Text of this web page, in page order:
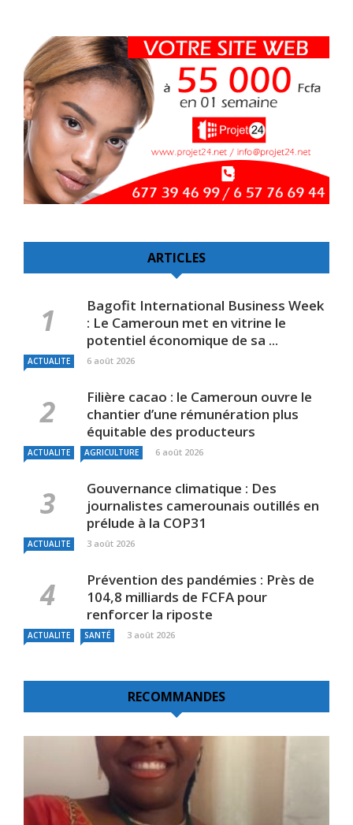
ARTICLES
Bagofit International Business Week
: Le Cameroun met en vitrine le
potentiel économique de sa ...
ACTUALITE 6 août 2026
Filière cacao : le Cameroun ouvre le
chantier d’une rémunération plus
équitable des producteurs
ACTUALITE AGRICULTURE 6 août 2026
Gouvernance climatique : Des
journalistes camerounais outillés en
prélude à la COP31
ACTUALITE 3 août 2026
Prévention des pandémies : Près de
104,8 milliards de FCFA pour
renforcer la riposte
ACTUALITE SANTÉ 3 août 2026
RECOMMANDES